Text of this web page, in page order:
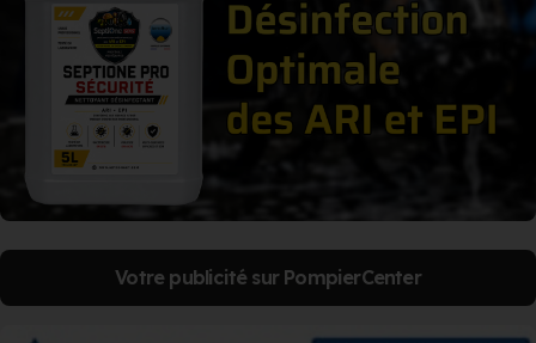
Votre publicité sur PompierCenter